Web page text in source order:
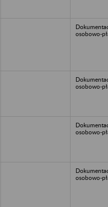
osobowo-
osobowo-
osobowo-
osobowo-